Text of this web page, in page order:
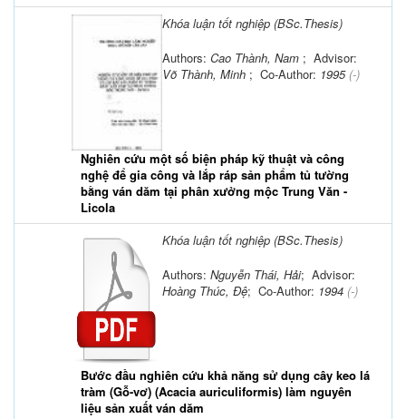
Khóa luận tốt nghiệp (BSc.Thesis)
Nghiên cứu một số biện pháp kỹ thuật và công
nghệ để gia công và lắp ráp sản phẩm tủ tường
bằng ván dăm tại phân xưởng mộc Trung Văn -
Licola
Authors: Cao Thành, Nam ; Advisor:
Võ Thành, Minh ; Co-Author: 1995(-)
Khóa luận tốt nghiệp (BSc.Thesis)
Bước đầu nghiên cứu khả năng sử dụng cây keo lá
tràm (Gỗ-vơ) (Acacia auriculiformis) làm nguyên
liệu sản xuất ván dăm
Authors: Nguyễn Thái, Hải; Advisor:
Hoàng Thúc, Đệ; Co-Author: 1994 (-)